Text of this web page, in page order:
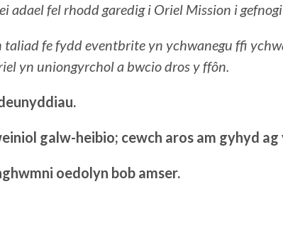
adael fel rhodd garedig i Oriel Mission i
fe fydd eventbrite yn ychwanegu ffi
yn uniongyrchol a bwcio dros y ffôn.
galw-heibio; cewch aros am gyhyd ag
oedolyn bob amser.